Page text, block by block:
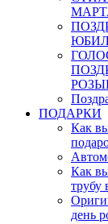
ПОДАРКИ
Как
Как
трубу
день